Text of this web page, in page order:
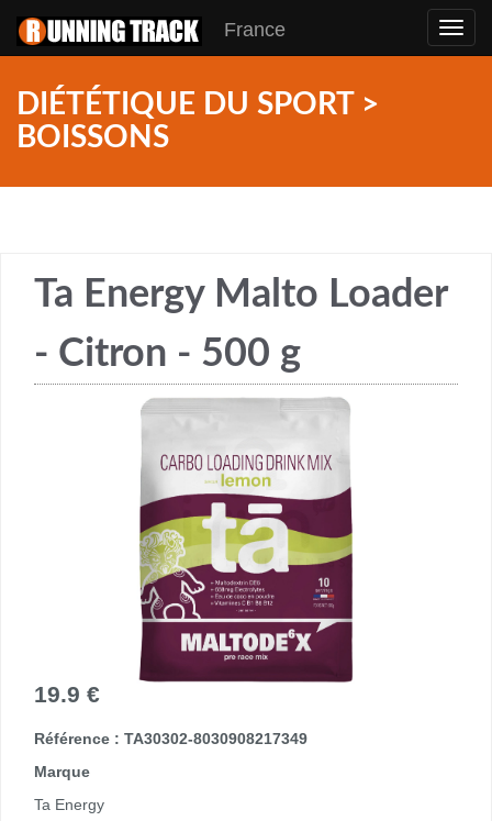
France
DIÉTÉTIQUE DU SPORT >
BOISSONS
Ta Energy Malto Loader
- Citron - 500 g
19.9 €
Référence : TA30302-8030908217349
Marque
Ta Energy